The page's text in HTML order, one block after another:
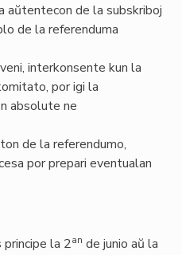
aŭtentecon de la subskriboj
de la referenduma
interkonsente kun la
por igi la
absolute ne
de la referendumo,
por prepari eventualan
principe la 2an de junio aŭ la